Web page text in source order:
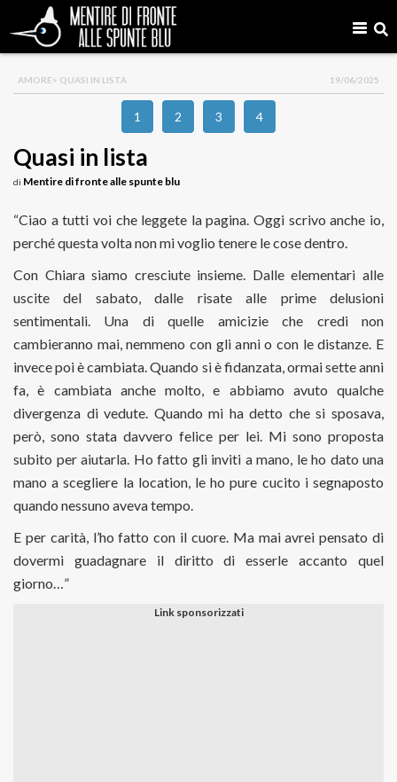
AMORE> QUASI IN LISTA 19/06/2025
1 2 3 4
Quasi in lista
di Mentire di fronte alle spunte blu
“Ciao a tutti voi che leggete la pagina. Oggi scrivo anche io,
perché questa volta non mi voglio tenere le cose dentro.
Con Chiara siamo cresciute insieme. Dalle elementari alle
uscite del sabato, dalle risate alle prime delusioni
sentimentali. Una di quelle amicizie che credi non
cambieranno mai, nemmeno con gli anni o con le distanze. E
invece poi è cambiata. Quando si è fidanzata, ormai sette anni
fa, è cambiata anche molto, e abbiamo avuto qualche
divergenza di vedute. Quando mi ha detto che si sposava,
però, sono stata davvero felice per lei. Mi sono proposta
subito per aiutarla. Ho fatto gli inviti a mano, le ho dato una
mano a scegliere la location, le ho pure cucito i segnaposto
quando nessuno aveva tempo.
E per carità, l’ho fatto con il cuore. Ma mai avrei pensato di
dovermi guadagnare il diritto di esserle accanto quel
giorno…”